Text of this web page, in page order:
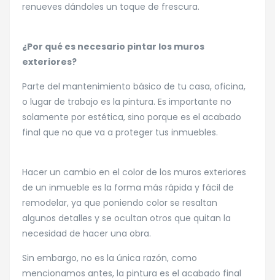
renueves dándoles un toque de frescura.
¿Por qué es necesario pintar los muros
exteriores?
Parte del mantenimiento básico de tu casa, oficina,
o lugar de trabajo es la pintura. Es importante no
solamente por estética, sino porque es el acabado
final que no que va a proteger tus inmuebles.
Hacer un cambio en el color de los muros exteriores
de un inmueble es la forma más rápida y fácil de
remodelar, ya que poniendo color se resaltan
algunos detalles y se ocultan otros que quitan la
necesidad de hacer una obra.
Sin embargo, no es la única razón, como
mencionamos antes, la pintura es el acabado final